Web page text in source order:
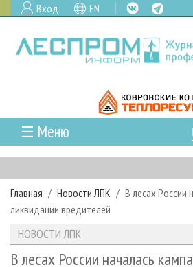
Вход EN
☰ Меню
ГЛАВНАЯ
РУБРИКИ И ТЕМЫ
РУБРИКИ ЖУРНАЛА
ЛЕСОЗАГОТОВКА
НОВОСТИ
НОВОСТИ ЛПК
ПРОЕКТЫ ЛПИ
АНАЛИТИКА
Главная Новости ЛПК
В лесах России
ликвидации вредителей
НОВОСТИ ЛПК
В лесах России началась